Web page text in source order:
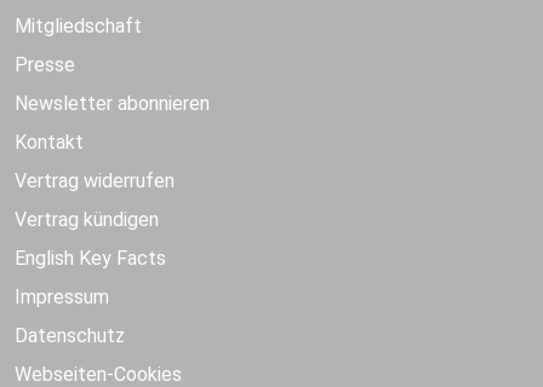
Mitgliedschaft
Presse
Newsletter abonnieren
Kontakt
Vertrag widerrufen
Vertrag kündigen
English Key Facts
Impressum
Datenschutz
Webseiten-Cookies